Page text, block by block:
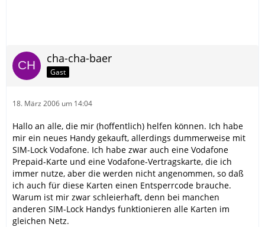
cha-cha-baer
Gast
18. März 2006 um 14:04
Hallo an alle, die mir (hoffentlich) helfen können. Ich habe
mir ein neues Handy gekauft, allerdings dummerweise mit
SIM-Lock Vodafone. Ich habe zwar auch eine Vodafone
Prepaid-Karte und eine Vodafone-Vertragskarte, die ich
immer nutze, aber die werden nicht angenommen, so daß
ich auch für diese Karten einen Entsperrcode brauche.
Warum ist mir zwar schleierhaft, denn bei manchen
anderen SIM-Lock Handys funktionieren alle Karten im
gleichen Netz.